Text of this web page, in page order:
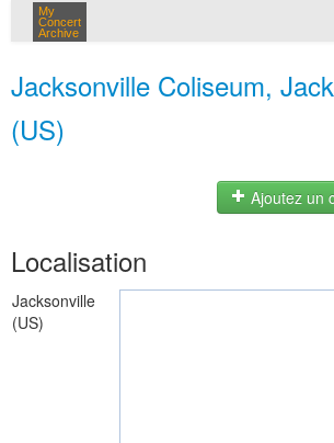
My
Concert
Archive
Jacksonville Coliseum,
(US)
Ajoutez un
Localisation
Jacksonville
(US)